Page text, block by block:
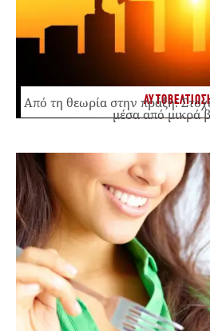
Από τη θεωρία στην πράξη:
μέσα από μικρά